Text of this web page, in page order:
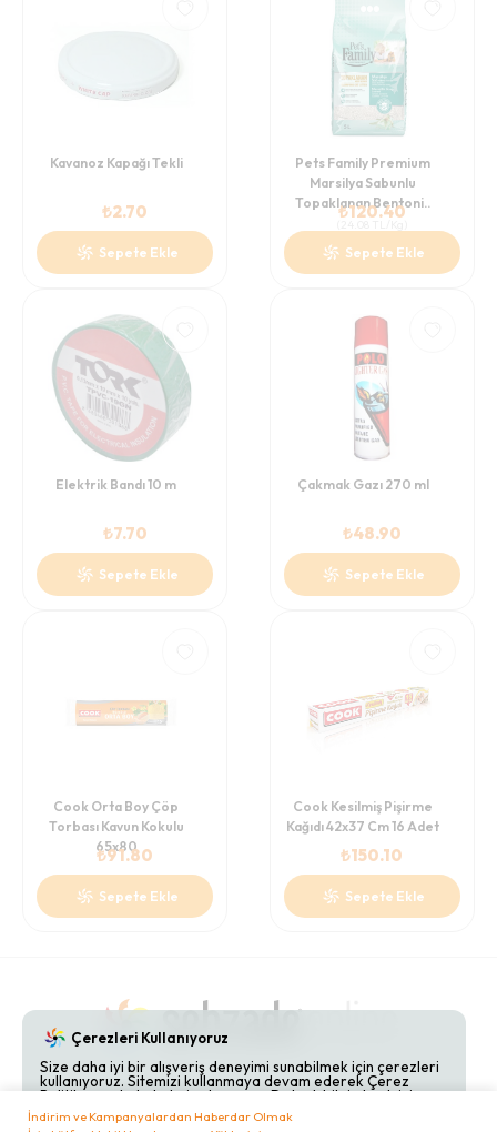
İndirim ve Kampanyalardan Haberdar Olmak
Kavanoz Kapağı Tekli
₺2.70
Sepete Ekle
Pets Family Premium
Marsilya Sabunlu
Topaklanan Bentoni..
₺120.40
Sepete Ekle
Elektrik Bandı 10 m
₺7.70
Sepete Ekle
Çakmak Gazı 270 ml
₺48.90
Sepete Ekle
Cook Orta Boy Çöp
Torbası Kavun Kokulu
65x80
₺91.80
Sepete Ekle
Cook Kesilmiş Pişirme
Kağıdı 42x37 Cm 16 Adet
₺150.10
Sepete Ekle
Gizlilik PolitikalarıHakkımızdaBize Ulaşın
Çerezleri Kullanıyoruz
Size daha iyi bir alışveriş deneyimi sunabilmek için çerezleri
kullanıyoruz. Sitemizi kullanmaya devam ederek Çerez
Politikamızı kabul etmiş olursunuz. Detaylı bilgi almak için
Çerez Politikamızı
inceleyebilirsiniz.